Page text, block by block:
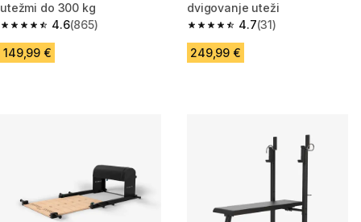
utežmi do 300 kg
4.6
4.6 od 5 zvezdic from 865 ocene
(865)
149,99 €
dvigovanje uteži
4.7
4.7 od 5 zvezdic from 31 ocene
(31)
249,99 €